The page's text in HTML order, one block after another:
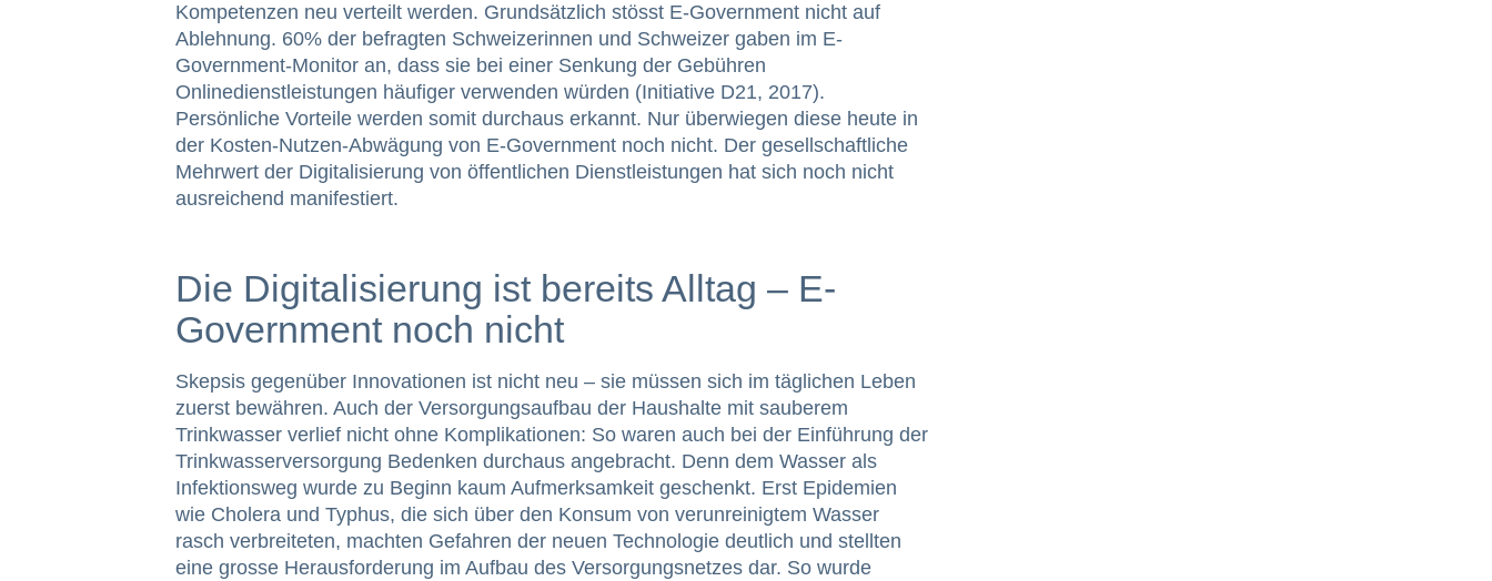
Kompetenzen neu verteilt werden. Grundsätzlich stösst E-Government nicht auf
Ablehnung. 60% der befragten Schweizerinnen und Schweizer gaben im E-
Government-Monitor an, dass sie bei einer Senkung der Gebühren
Onlinedienstleistungen häufiger verwenden würden (Initiative D21, 2017).
Persönliche Vorteile werden somit durchaus erkannt. Nur überwiegen diese heute in
der Kosten-Nutzen-Abwägung von E-Government noch nicht. Der gesellschaftliche
Mehrwert der Digitalisierung von öffentlichen Dienstleistungen hat sich noch nicht
ausreichend manifestiert.
Die Digitalisierung ist bereits Alltag – E-
Government noch nicht
Skepsis gegenüber Innovationen ist nicht neu – sie müssen sich im täglichen Leben
zuerst bewähren. Auch der Versorgungsaufbau der Haushalte mit sauberem
Trinkwasser verlief nicht ohne Komplikationen: So waren auch bei der Einführung der
Trinkwasserversorgung Bedenken durchaus angebracht. Denn dem Wasser als
Infektionsweg wurde zu Beginn kaum Aufmerksamkeit geschenkt. Erst Epidemien
wie Cholera und Typhus, die sich über den Konsum von verunreinigtem Wasser
rasch verbreiteten, machten Gefahren der neuen Technologie deutlich und stellten
eine grosse Herausforderung im Aufbau des Versorgungsnetzes dar. So wurde